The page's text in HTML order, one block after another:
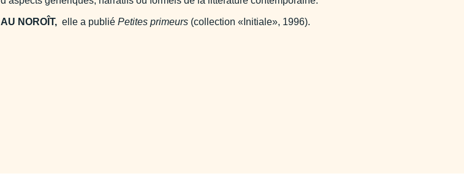
AU NOROÎT, elle a publiéPetites primeurs (collection «Initiale», 1996).